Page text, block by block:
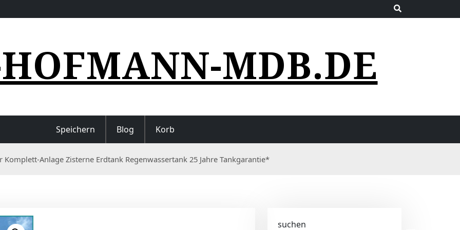
MDB.DE
Speichern Blog Korb
Komplett-Anlage Zisterne Erdtank Regenwassertank 25 Jahre Tankgarantie*
suchen